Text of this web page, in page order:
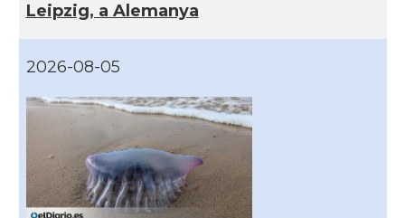
Leipzig, a Alemanya
2026-08-05